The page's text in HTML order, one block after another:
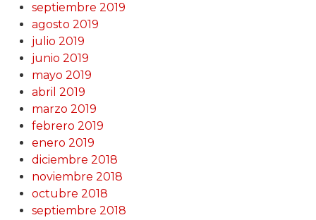
septiembre 2019
agosto 2019
julio 2019
junio 2019
mayo 2019
abril 2019
marzo 2019
febrero 2019
enero 2019
diciembre 2018
noviembre 2018
octubre 2018
septiembre 2018